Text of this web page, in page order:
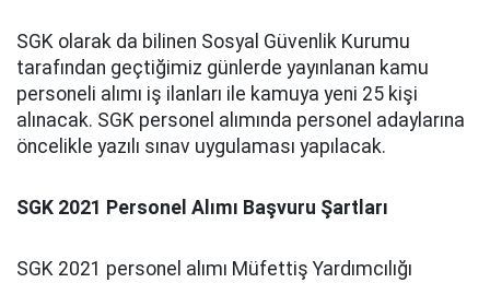
SGK olarak da bilinen Sosyal Güvenlik Kurumu
tarafından geçtiğimiz günlerde yayınlanan kamu
personeli alımı iş ilanları ile kamuya yeni 25 kişi
alınacak. SGK personel alımında personel adaylarına
öncelikle yazılı sınav uygulaması yapılacak.
SGK 2021 Personel Alımı Başvuru Şartları
SGK 2021 personel alımı Müfettiş Yardımcılığı